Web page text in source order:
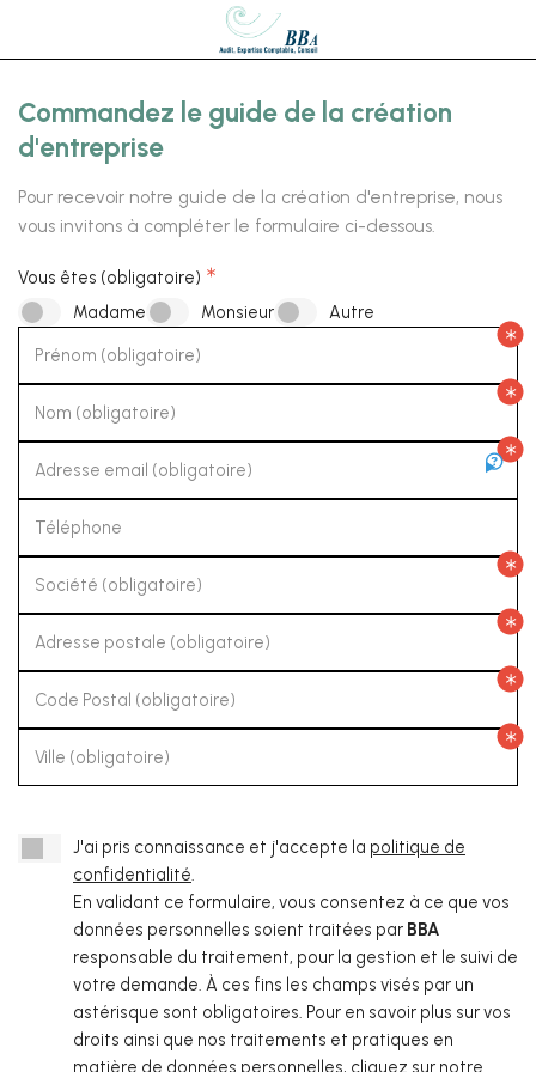
Commandez le guide de la création
d'entreprise
Pour recevoir notre guide de la création d'entreprise, nous
vous invitons à compléter le formulaire ci-dessous.
Madame Monsieur Autre
Vous êtes (obligatoire)
Prénom (obligatoire)
Nom (obligatoire)
Adresse email (obligatoire)
Téléphone
Société (obligatoire)
Adresse postale (obligatoire)
Code Postal (obligatoire)
Ville (obligatoire)
J'ai pris connaissance et j'accepte la politique de
confidentialité.
En validant ce formulaire, vous consentez à ce que vos
données personnelles soient traitées par BBA
responsable du traitement, pour la gestion et le suivi de
votre demande. À ces fins les champs visés par un
astérisque sont obligatoires. Pour en savoir plus sur vos
droits ainsi que nos traitements et pratiques en
matière de données personnelles, cliquez sur notre